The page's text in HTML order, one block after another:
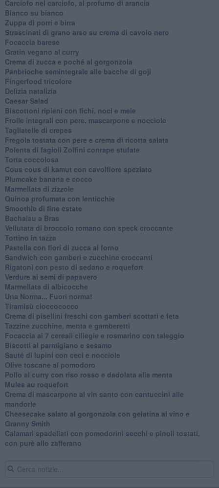
Carciofo nel carciofo, al profumo di arancia
Bianco su bianco
Zuppa di porri e birra
Strascinati di grano arso su crema di cavolo nero
Focaccia barese
Gratin vegano al curry
Crema di zucca e poché al gorgonzola
Panbrioche semintegrale alle bacche di goji
Fingerfood tricolore
Delizia natalizia
Caesar Salad
Biscottoni ripieni con fichi, noci e mele
Frolle integrali con pere, mascarpone e nocciole
Tagliatelle di crepes
Fregola tostata con pere e crema di ricotta salata
Polenta di fagioli Zolfini conrape stufate
Torta coccolosa
Cous cous di kamut con cavolfiore speziato
Plumcake banana e cocco
Marmellata di zizzole
Quinoa profumata con lenticchie
Smoothie di fine estate
Bachalau a Bras
Vellutata di broccolo romano con speck croccante
Tortino in tazza
Pastella con fiori di zucca al forno
Sandwich con gamberi e zucchine croccanti
Rigatoni con pesto di sedano e roquefort
Verdure ai semi di papavero
Marmellata di albicocche
Una Norma... Fuori norma!
Tiramisù cioccococco
Crema di pisellini freschi con gamberi scottati e feta
Tazzine zucchine, menta e gamberetti
Focaccia ai 7 cereali ciliegie e rosmarino con taleggio
Biscotti al parmigiano e sesamo
Sauté di lupini con ceci e nocciole
Olive toscane al pomodoro
Pollo al curry con riso rosso e dadolata alla menta
Mules au roquefort
Crema di mascarpone al vin santo con cantuccini alle
mandorle
Cheesecake salato al gorgonzola con gelatina al vino e
Granny Smith
Calamari spadellati con pomodorini secchi e pinoli tostati,
con purè allo zafferano